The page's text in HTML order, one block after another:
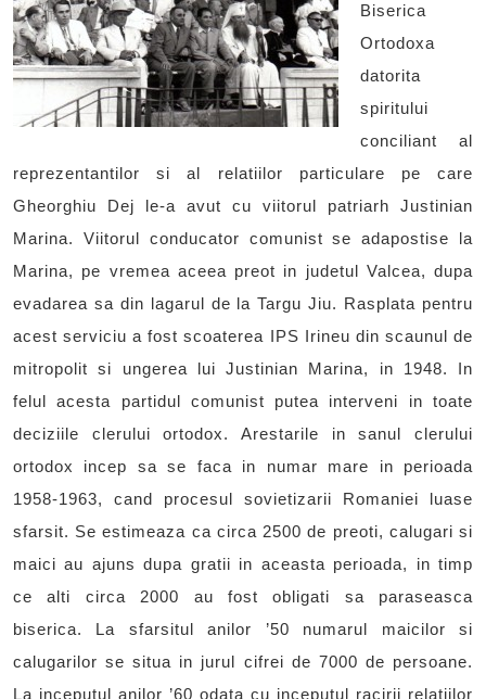
Biserica
Ortodoxa
datorita
spiritului
conciliant al
reprezentantilor si al relatiilor particulare pe care
Gheorghiu Dej le-a avut cu viitorul patriarh Justinian
Marina. Viitorul conducator comunist se adapostise la
Marina, pe vremea aceea preot in judetul Valcea, dupa
evadarea sa din lagarul de la Targu Jiu. Rasplata pentru
acest serviciu a fost scoaterea IPS Irineu din scaunul de
mitropolit si ungerea lui Justinian Marina, in 1948. In
felul acesta partidul comunist putea interveni in toate
deciziile clerului ortodox. Arestarile in sanul clerului
ortodox incep sa se faca in numar mare in perioada
1958-1963, cand procesul sovietizarii Romaniei luase
sfarsit. Se estimeaza ca circa 2500 de preoti, calugari si
maici au ajuns dupa gratii in aceasta perioada, in timp
ce alti circa 2000 au fost obligati sa paraseasca
biserica. La sfarsitul anilor ’50 numarul maicilor si
calugarilor se situa in jurul cifrei de 7000 de persoane.
La inceputul anilor ’60 odata cu inceputul racirii relatiilor